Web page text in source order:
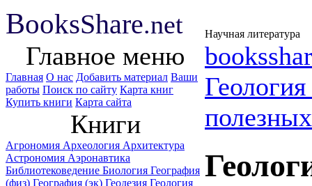
BooksShare.net Научная литература
Главное меню
Главная О нас Добавить материал Ваши
работы Поиск по сайту Карта книг
Купить книги Карта сайта
Книги
Агрономия Археология Архитектура
Астрономия Аэронавтика
Библиотековедение Биология География
(физ) География (эк) Геодезия Геология
Геология